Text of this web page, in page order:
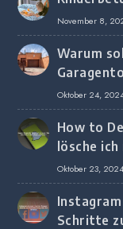
November 8,
Warum
Oktober 24,
How to
lösche
Oktober 23, 2024
Schritte